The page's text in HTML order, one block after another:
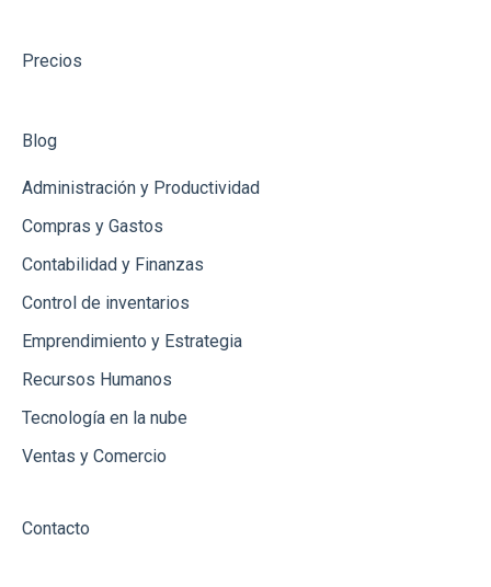
Precios
Blog
Administración y Productividad
Compras y Gastos
Contabilidad y Finanzas
Control de inventarios
Emprendimiento y Estrategia
Recursos Humanos
Tecnología en la nube
Ventas y Comercio
Contacto